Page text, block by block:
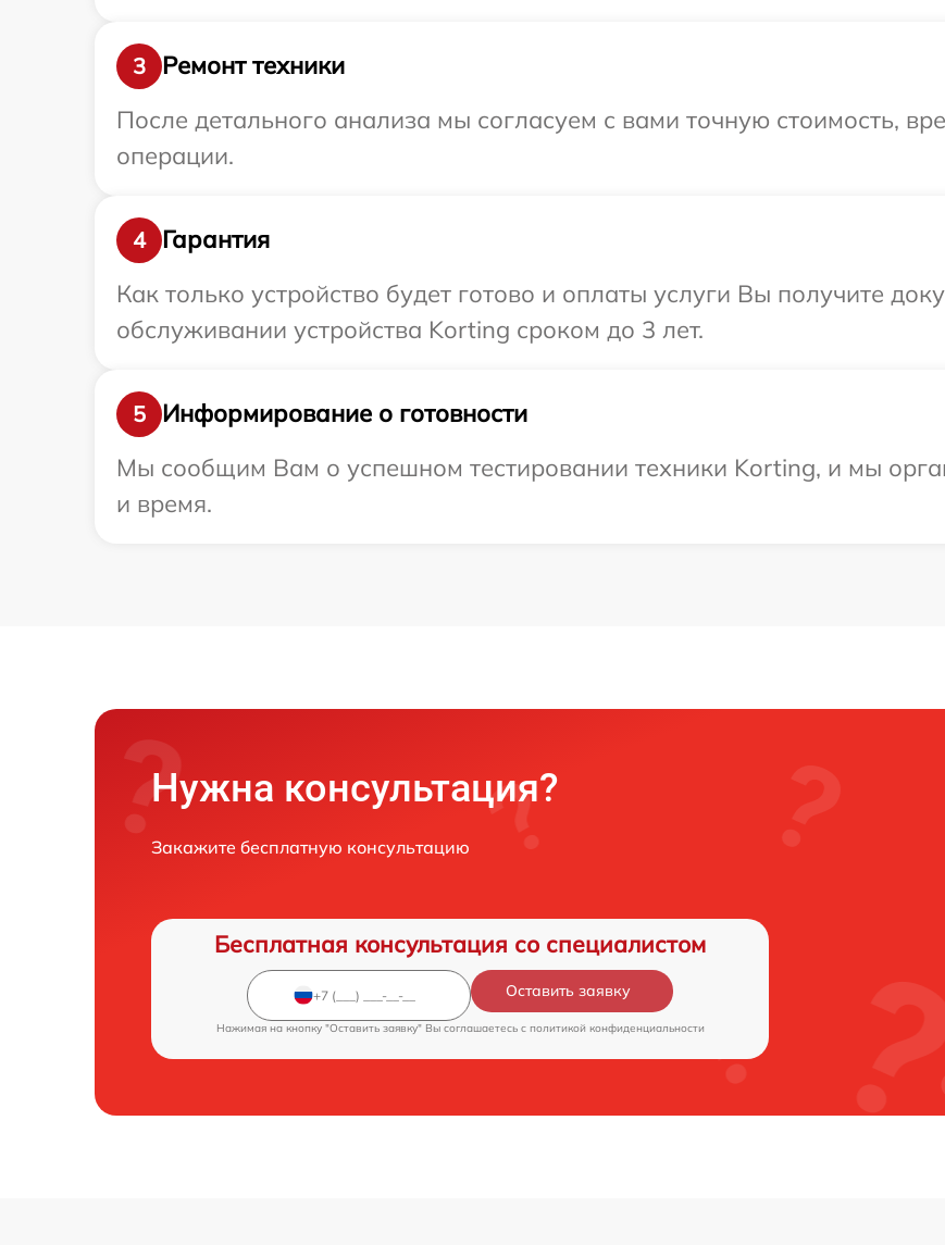
3
Ремонт техники
После детального анализа мы согласуем с вами точную стоимость,
операции.
4
Гарантия
Как только устройство будет готово и оплаты услуги Вы получите
обслуживании устройства Korting сроком до 3 лет.
5
Информирование о готовности
Мы сообщим Вам о успешном тестировании техники Korting, и мы
и время.
Нужна консультация?
Закажите бесплатную консультацию
Бесплатная консультация со специалистом
Оставить заявку
Нажимая на кнопку "Оставить заявку" Вы соглашаетесь c политикой конфиденциальности